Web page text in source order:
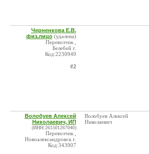
Черненкова Е.В.
физ.лицо (удалена)
Перевозчик ,
Белебей г.
Код:2230949
#2
Волобуев Алексей
Николаевич, ИП
(ИНН:261501267040)
Перевозчик ,
Новоалександровск г.
Код:343907
Волобуев Алексей
Николаевич